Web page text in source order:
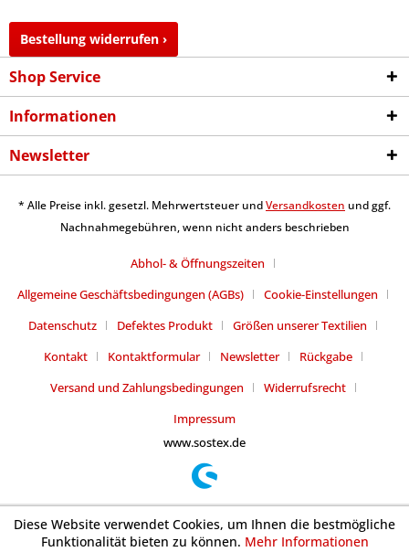
Bestellung widerrufen ›
Shop Service
Informationen
Newsletter
* Alle Preise inkl. gesetzl. Mehrwertsteuer undVersandkosten und ggf.
Nachnahmegebühren, wenn nicht anders beschrieben
Abhol- & Öffnungszeiten
Allgemeine Geschäftsbedingungen (AGBs)
Cookie-Einstellungen
Datenschutz
Defektes Produkt
Größen unserer Textilien
Kontakt
Kontaktformular Newsletter
Rückgabe
Versand und Zahlungsbedingungen
Widerrufsrecht
Impressum
www.sostex.de
Diese Website verwendet Cookies, um Ihnen die bestmögliche
Funktionalität bieten zu können. Mehr Informationen